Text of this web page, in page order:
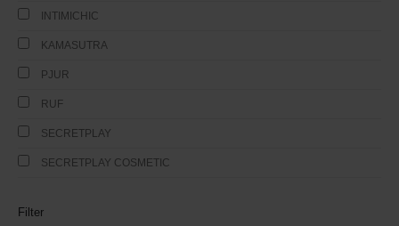
INTIMICHIC
KAMASUTRA
PJUR
RUF
SECRETPLAY
SECRETPLAY COSMETIC
Filter